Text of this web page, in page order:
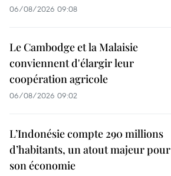
06/08/2026 09:08
Le Cambodge et la Malaisie
conviennent d'élargir leur
coopération agricole
06/08/2026 09:02
L’Indonésie compte 290 millions
d’habitants, un atout majeur pour
son économie